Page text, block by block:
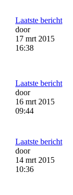
Laatste bericht
door
17 mrt 2015
16:38
Laatste bericht
door
16 mrt 2015
09:44
Laatste bericht
door
14 mrt 2015
10:36